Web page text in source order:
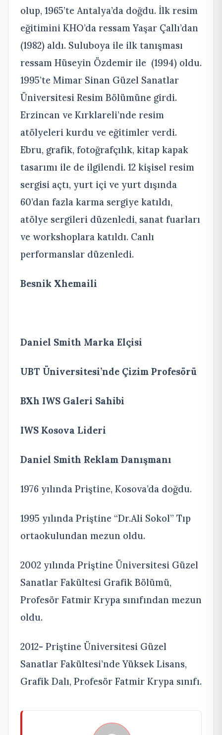
olup, 1965’te Antalya’da doğdu. İlk resim
eğitimini KHO’da ressam Yaşar Çallı’dan
(1982) aldı. Suluboya ile ilk tanışması
ressam Hüseyin Özdemir ile (1994) oldu.
1995’te Mimar Sinan Güzel Sanatlar
Üniversitesi Resim Bölümüne girdi.
Erzincan ve Kırklareli’nde resim
atölyeleri kurdu ve eğitimler verdi.
Ebru, grafik, fotoğrafçılık, kitap kapak
tasarımı ile de ilgilendi. 12 kişisel resim
sergisi açtı, yurt içi ve yurt dışında
60’dan fazla karma sergiye katıldı,
atölye sergileri düzenledi, sanat fuarları
ve workshoplara katıldı. Canlı
performanslar düzenledi.
Besnik Xhemaili
Daniel Smith Marka Elçisi
UBT Üniversitesi’nde Çizim Profesörü
BXh IWS Galeri Sahibi
IWS Kosova Lideri
Daniel Smith Reklam Danışmanı
1976 yılında Priştine, Kosova’da doğdu.
1995 yılında Priştine “Dr.Ali Sokol” Tıp
ortaokulundan mezun oldu.
2002 yılında Priştine Üniversitesi Güzel
Sanatlar Fakültesi Grafik Bölümü,
Profesör Fatmir Krypa sınıfından mezun
oldu.
2012- Priştine Üniversitesi Güzel
Sanatlar Fakültesi’nde Yüksek Lisans,
Grafik Dalı, Profesör Fatmir Krypa sınıfı.